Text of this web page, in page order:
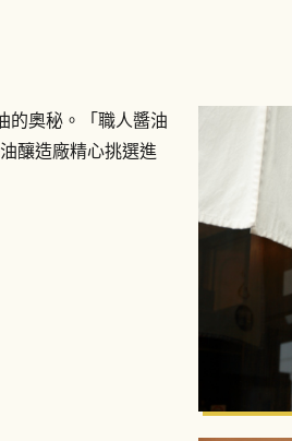
的奧秘。「職人醬油
釀造廠精心挑選進